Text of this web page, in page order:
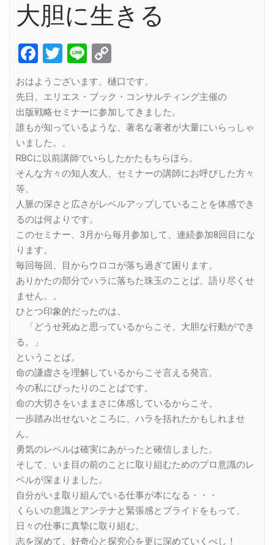
大胆に生きる
Facebook
Twitter
Line
Link
おはようございます、樋口です。
先日、エリエス・ブック・コンサルティング主催の
出版戦略セミナーに参加してきました。
誰もが知っているような、著名な著者が大量にいらっしゃ
いました。。
RBCに以前講師でいらしたかたもちらほら。
そんな方々の知人友人、セミナーの講師にお呼びした方々
等、
人脈の深さと広さがレベルアップしていることを体感でき
るのは何よりです。
このセミナー、3月から毎月参加して、連続参加8回目にな
ります。
毎回毎回、目からウロコが落ち過ぎて困ります。
ありかたの部分でハラに落ちた珠玉のことば。語り尽くせ
ません。。
ひとつ印象的だったのは、
「どうせ死ぬと思っているからこそ、大胆な行動ができ
る。」
ということば。
命の謙虚さを理解しているからこそ言える発言。
今の私にぴったりのことばです。
命の大切さをいままさに体感しているからこそ。
一歩踏み出せないところに、ハラを括れたかもしれませ
ん。
勇気のレベルは確実にあがったと確信しました。
そして、いま目の前のことに取り組むためのプロ意識のレ
ベルが深まりました。
自分がいま取り組んでいる仕事が本になる・・・
くらいの意識とアンテナと緊張感とプライドをもって、
日々の仕事に真摯に取り組む。
志を深めて、好奇心と探究心を更に深めていくべし！